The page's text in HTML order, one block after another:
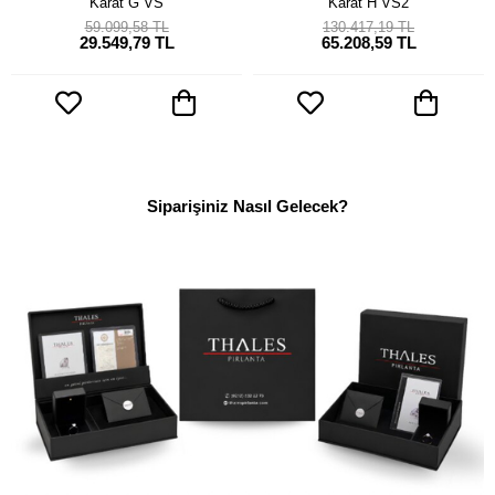
29.549,79 TL
59.099,58 TL
65.208,59 TL
130.417,19 TL
Siparişiniz Nasıl Gelecek?